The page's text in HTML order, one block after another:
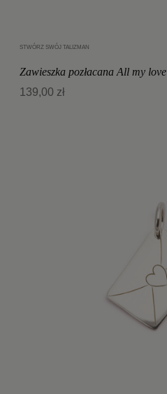
STWÓRZ SWÓJ TALIZMAN
Zawieszka pozłacana All my love
139,00 zł